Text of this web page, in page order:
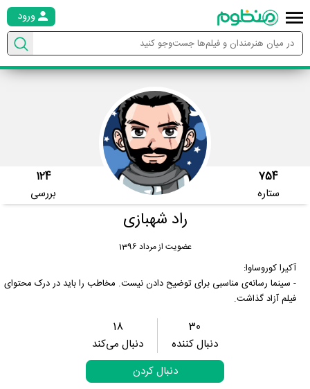
ورود
754
ستاره
124
بررسی
راد شهبازی
عضویت از مرداد 1396
آکیرا کوروساوا:
- سینما رسانه‌ی مناسبی برای توضیح دادن نیست. مخاطب را باید در درک محتوای
فیلم آزاد گذاشت.
30
دنبال کننده
18
دنبال می‌کند
دنبال کردن